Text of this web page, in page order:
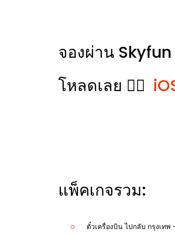
จองผ่าน
โหลดเลย 👉🏻
แพ็คเกจรวม:
ตั๋วเครื่องบิน ไปกลับ กรุงเท